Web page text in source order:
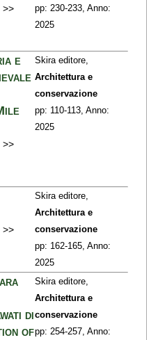
>>
pp: 230-233, Anno:
2025
e
>>
Skira editore,
Architettura e
conservazione
pp: 110-113, Anno:
2025
>>
Skira editore,
Architettura e
conservazione
pp: 162-165, Anno:
2025
di
of
Skira editore,
Architettura e
conservazione
pp: 254-257, Anno: